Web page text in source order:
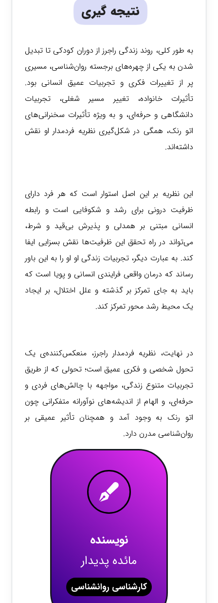
نتیجه گیری
به طور کلی، روند زندگی راجرز از دوران کودکی تا تبدیل
شدن به یکی از چهره‌های برجسته روان‌شناسی، مسیری
پر از تغییرات فکری و تجربیات عمیق انسانی بود.
تأثیرات خانواده، تغییر مسیر شغلی، تجربیات
دانشگاهی و حرفه‌ای، و به ویژه تأثیرات سخنرانی‌های
اتو رنک، همگی در شکل‌گیری نظریه فردمدار او نقش
داشته‌اند.
این نظریه بر این اصل استوار است که هر فرد دارای
ظرفیت درونی برای رشد و شکوفایی است و رابطه
انسانی مبتنی بر همدلی و پذیرش بی‌قید و شرط،
می‌تواند در راه تحقق این ظرفیت‌ها نقش بسزایی ایفا
کند. به عبارت دیگر، تجربیات زندگی او او را به این باور
رساند که درمان واقعی فرایندی انسانی و پویا است که
باید به جای تمرکز بر گذشته و علل اختلال، بر ایجاد
یک محیط رشد محور تمرکز کند.
در نهایت، نظریه فردمدار راجرز، منعکس‌کننده‌ی یک
تحول شخصی و فکری عمیق است؛ تحولی که از طریق
تجربیات متنوع زندگی، مواجهه با چالش‌های فردی و
حرفه‌ای، و الهام از اندیشه‌های نوآورانه متفکرانی چون
اتو رنک به وجود آمد و همچنان تأثیر عمیقی بر
روان‌شناسی مدرن دارد.
نویسنده
مائده پدیدار
کارشناسی روانشناسی